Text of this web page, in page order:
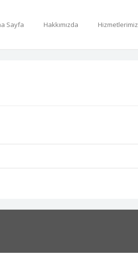
Sayfa Hakkımızda Hizmetlerimiz